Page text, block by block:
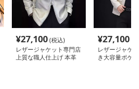
¥27,100(税込)
レザージャケット専門店
上質な職人仕上げ 本革
¥27,100
レザージャケ
き大容量ポケ